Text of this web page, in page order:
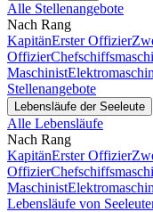
Alle Stellenangebote
Nach Rang
KapitänErster Offizier
Offizier
Maschinist
Stellenangebote
Lebensläufe der Seeleute
Alle Lebensläufe
Nach Rang
KapitänErster Offizier
Offizier
Maschinist
Lebensläufe von